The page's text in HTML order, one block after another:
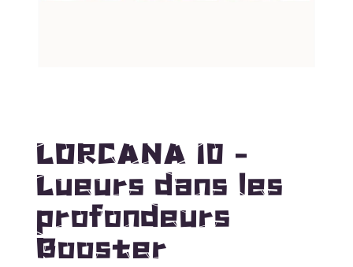
LORCANA 10 –
Lueurs dans les
profondeurs
Booster